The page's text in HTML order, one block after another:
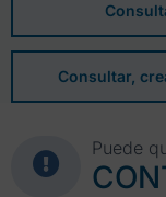
Consultar,
Puede